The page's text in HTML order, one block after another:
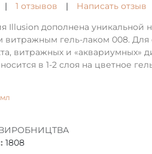
| 1 отзывов |
Написать отзыв
Illusion дополнена уникальной
гель-лаком 008. Для
витражных и «аквариумных»
в 1-2 слоя на цветное
1808